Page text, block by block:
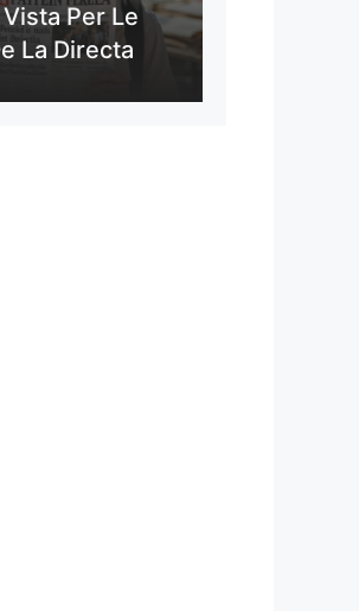
Per Le
La Directa